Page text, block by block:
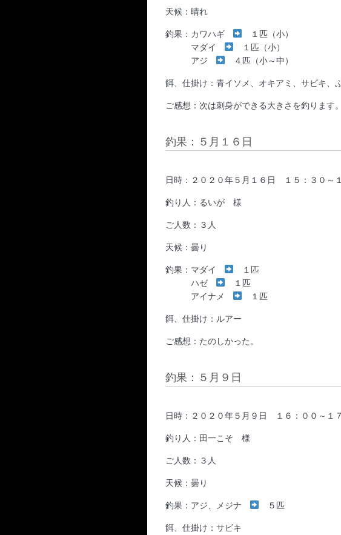
天候：晴れ
釣果：カワハギ
１匹（小）
マダイ
１匹（小）
アジ
４匹（小～中）
餌、仕掛け：青イソメ、オキアミ、サビキ、
ご感想：次は刺身ができる大きさを釣ります。
釣果：５月１６日
日時：２０２０年５月１６日 １５：３０～
釣り人：るいが 様
ご人数：３人
天候：曇り
釣果：マダイ
１匹
ハゼ
１匹
アイナメ
１匹
餌、仕掛け：ルアー
ご感想：たのしかった。
釣果：５月９日
日時：２０２０年５月９日 １６：００～１
釣り人：田一こそ 様
ご人数：３人
天候：曇り
釣果：アジ、メジナ ５匹
餌、仕掛け：サビキ